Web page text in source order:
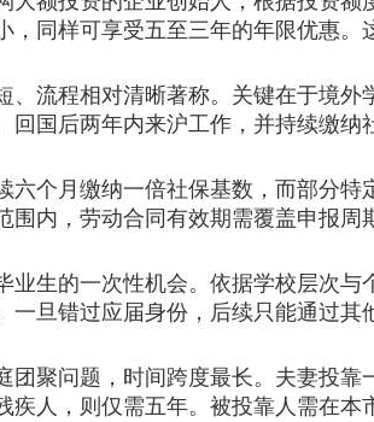
，同样可享受五至三年的年限优惠。
流程相对清晰著称。关键在于境外
回国后两年内来沪工作，并持续缴纳
月缴纳一倍社保基数，而部分特
内，劳动合同有效期需覆盖申报周
生的一次性机会。依据学校层次与
一旦错过应届身份，后续只能通过其
聚问题，时间跨度最长。夫妻投靠
疾人，则仅需五年。被投靠人需在